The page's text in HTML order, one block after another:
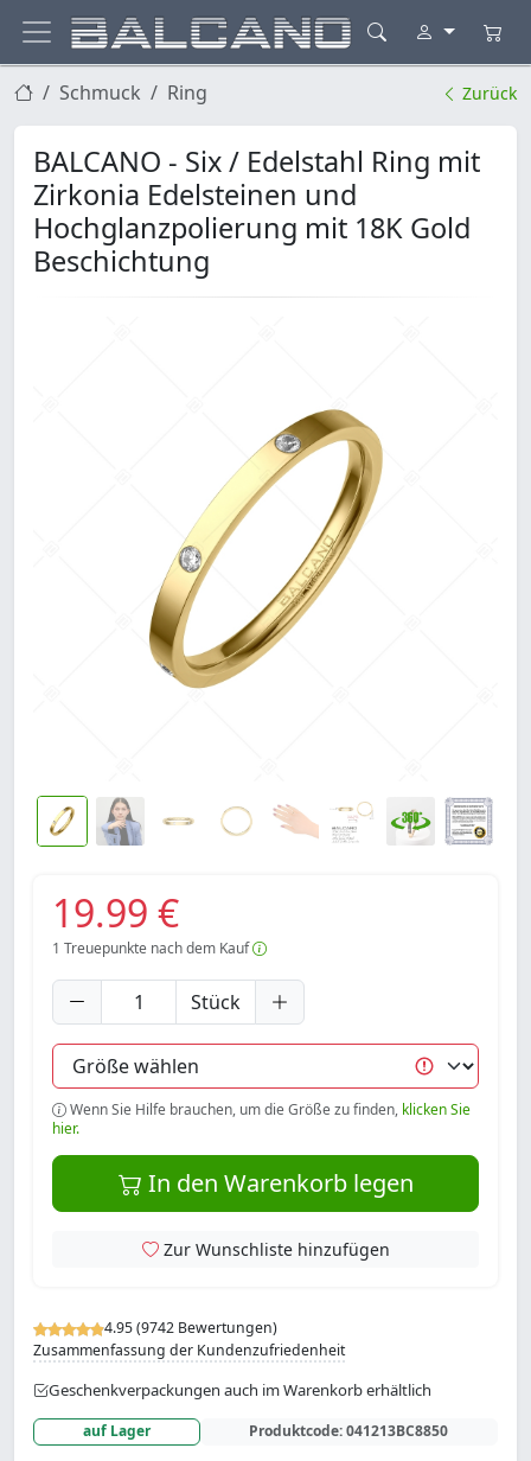
Schmuck Ring Zurück
BALCANO - Six / Edelstahl Ring mit
Zirkonia Edelsteinen und
Hochglanzpolierung mit 18K Gold
Beschichtung
4.95 (9742 Bewertungen)
Zusammenfassung der Kundenzufriedenheit
Geschenkverpackungen auch im Warenkorb erhältlich
auf Lager Produktcode:041213BC8850
19.99 €
1 Treuepunkte nach dem Kauf
Stück
Wenn Sie Hilfe brauchen, um die Größe zu finden, klicken Sie
hier.
In den Warenkorb legen
Zur Wunschliste hinzufügen